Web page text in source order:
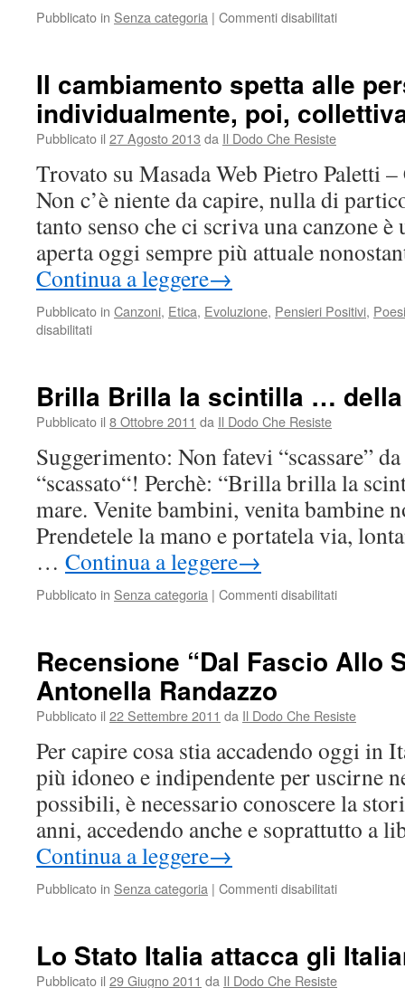
Pubblicato in Senza categoria | Commenti disabilitatisu
Il cambiamento spetta alle
individualmente, poi,
Pubblicato il 27 Agosto 2013 da Il Dodo Che Resiste
Trovato su Masada Web Pietro Paletti
Non c’è niente da capire, nulla di
tanto senso che ci scriva una canzone è
aperta oggi sempre più attuale
Continua a leggere→
Pubblicato in Canzoni, Etica, Evoluzione, Pensieri Positivi,
disabilitatisu
alle
persone.
individualmente,
collettivamente
arriverà
Brilla Brilla la scintilla …
Pubblicato il 8 Ottobre 2011 da Il Dodo Che Resiste
Suggerimento: Non fatevi “scassare”
“scassato“! Perchè: “Brilla brilla la
mare. Venite bambini, venita bambine
Prendetele la mano e portatela via,
… Continua a leggere→
Pubblicato in Senza categoria | Commenti disabilitatisu
scintilla
vita
Recensione “Dal Fascio Allo
Antonella Randazzo
Pubblicato il 22 Settembre 2011 da Il Dodo Che Resiste
Per capire cosa stia accadendo oggi in
più idoneo e indipendente per uscirne
possibili, è necessario conoscere la
anni, accedendo anche e soprattutto
Continua a leggere→
Pubblicato in Senza categoria | Commenti disabilitatisu
Allo
Sfascio”
Lo Stato Italia attacca gli
Pubblicato il 29 Giugno 2011 da Il Dodo Che Resiste